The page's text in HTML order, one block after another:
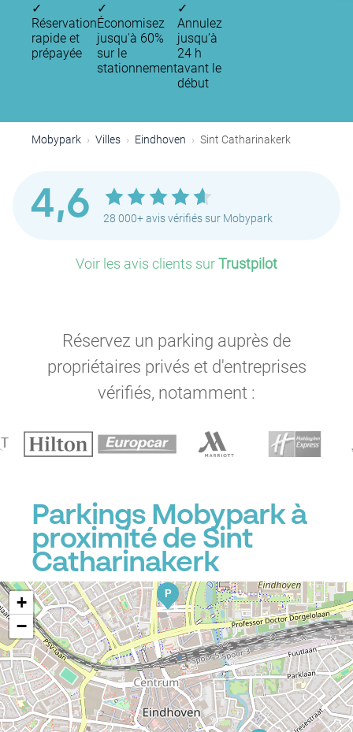
✓
Réservation
rapide et
prépayée
✓
Économisez
jusqu'à 60%
sur le
stationnement
✓
Annulez
jusqu’à
24 h
avant le
début
Mobypark Villes Eindhoven Sint Catharinakerk
4,6 28 000+ avis vérifiés sur Mobypark
Voir les avis clients surTrustpilot
Réservez un parking auprès de
propriétaires privés et d'entreprises
vérifiés, notamment :
Parkings Mobypark à
proximité de Sint
Catharinakerk
P
+
−